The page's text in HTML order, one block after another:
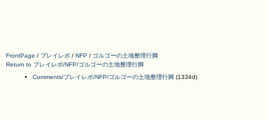
FrontPage / プレイレポ / NFP / ゴルゴーの土地整理行脚
Return to プレイレポ/NFP/ゴルゴーの土地整理行脚
Comments/プレイレポ/NFP/ゴルゴーの土地整理行脚 (1334d)